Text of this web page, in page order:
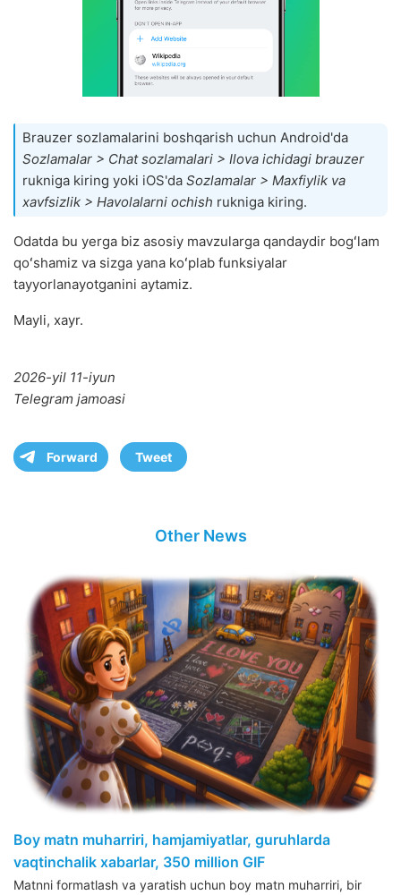
Brauzer sozlamalarini boshqarish uchun Android'da
Sozlamalar > Chat sozlamalari > Ilova ichidagi brauzer
rukniga kiring yoki iOS'da Sozlamalar > Maxfiylik va
xavfsizlik > Havolalarni ochish rukniga kiring.
Odatda bu yerga biz asosiy mavzularga qandaydir bogʻlam
qoʻshamiz va sizga yana koʻplab funksiyalar
tayyorlanayotganini aytamiz.
Mayli, xayr.
2026-yil 11-iyun
Telegram jamoasi
Forward Tweet
Other News
Boy matn muharriri, hamjamiyatlar, guruhlarda
vaqtinchalik xabarlar, 350 million GIF
Matnni formatlash va yaratish uchun boy matn muharriri, bir